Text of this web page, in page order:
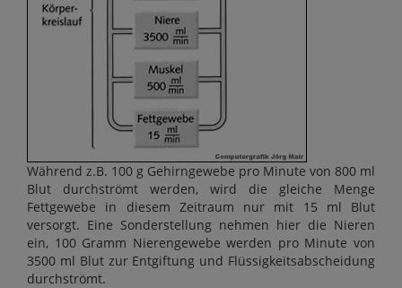
Während z.B. 100 g Gehirngewebe pro Minute von 800 ml
Blut durchströmt werden, wird die gleiche Menge
Fettgewebe in diesem Zeitraum nur mit 15 ml Blut
versorgt. Eine Sonderstellung nehmen hier die Nieren
ein, 100 Gramm Nierengewebe werden pro Minute von
3500 ml Blut zur Entgiftung und Flüssigkeitsabscheidung
durchströmt.